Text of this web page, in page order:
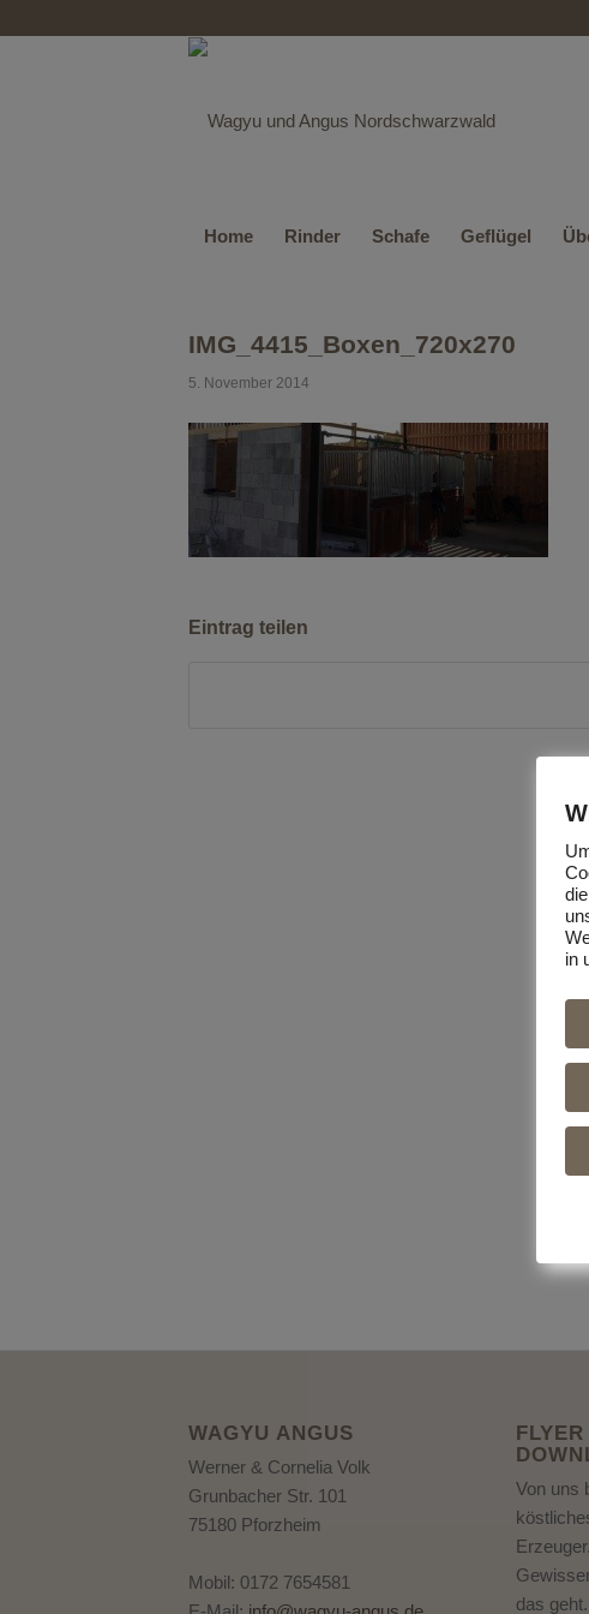
Home Rinder Schafe Geflügel
IMG_4415_Boxen_720x270
5. November 2014
Eintrag teilen
WAGYU ANGUS
Werner & Cornelia Volk
Grunbacher Str. 101
75180 Pforzheim
Mobil: 0172 7654581
Von uns
das
in